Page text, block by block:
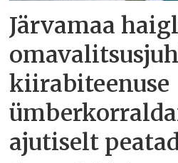
Järvamaa
kiirabiteenuse
ajutiselt